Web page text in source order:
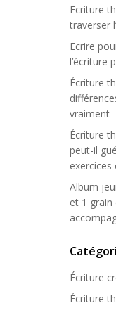
Ecriture
traverser
Ecrire
l’écriture
Écriture
vraiment
Écriture
peut-il
exercices
Album
et 1 grain
Écriture
Écriture